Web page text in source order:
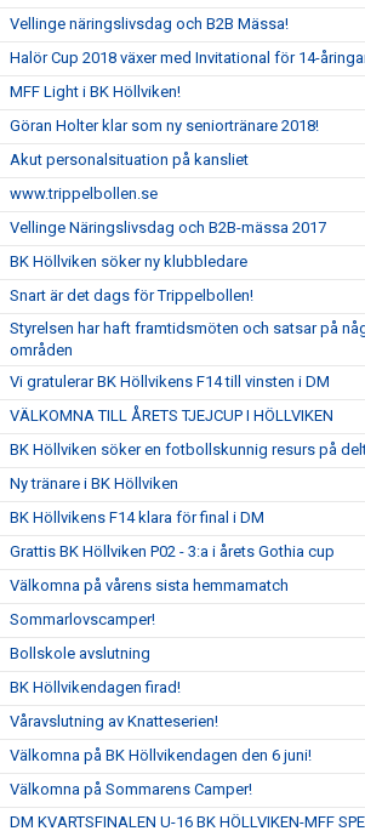
Vellinge näringslivsdag och B2B Mässa!
Halör Cup 2018 växer med Invitational för 14-
MFF Light i BK Höllviken!
Göran Holter klar som ny seniortränare 2018!
Akut personalsituation på kansliet
www.trippelbollen.se
Vellinge Näringslivsdag och B2B-mässa 2017
BK Höllviken söker ny klubbledare
Snart är det dags för Trippelbollen!
Styrelsen har haft framtidsmöten och satsar på
områden
Vi gratulerar BK Höllvikens F14 till vinsten i DM
VÄLKOMNA TILL ÅRETS TJEJCUP I HÖLLVIKEN
BK Höllviken söker en fotbollskunnig resurs på
Ny tränare i BK Höllviken
BK Höllvikens F14 klara för final i DM
Grattis BK Höllviken P02 - 3:a i årets Gothia cup
Välkomna på vårens sista hemmamatch
Sommarlovscamper!
Bollskole avslutning
BK Höllvikendagen firad!
Våravslutning av Knatteserien!
Välkomna på BK Höllvikendagen den 6 juni!
Välkomna på Sommarens Camper!
DM KVARTSFINALEN U-16 BK HÖLLVIKEN-MFF